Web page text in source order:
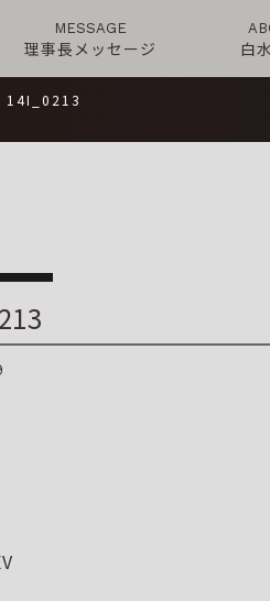
MESSAGE
理事長メッセージ 白
14I_0213